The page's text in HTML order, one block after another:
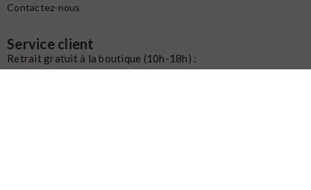
Contactez-nous
Service client
Retrait gratuit à la boutique (10h-18h) :